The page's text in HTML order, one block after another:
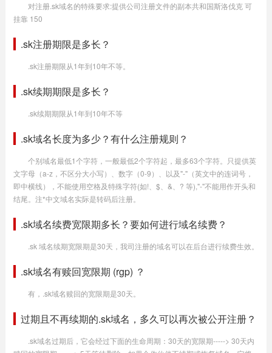
对注册.sk域名的特殊要求:提供公司注册文件的副本共和国斯洛伐克 可
挂靠 150
.sk注册期限是多长？
.sk注册期限从1年到10年不等。
.sk续期期限是多长？
.sk续期期限从1年到10年不等
.sk域名长度为多少？有什么注册规则？
个别域名最低1个字符，一般最低2个字符起，最多63个字符。只提供英
文字母（a-z，不区分大小写）、数字（0-9）、以及"-"（英文中的连词号，
即中横线），不能使用空格及特殊字符(如!、$、&、? 等),"-"不能用作开头和
结尾。注*中文域名实际是转码后注册。
.sk域名续费宽限期多长？要如何进行域名续费？
.sk 域名续期宽限期是30天，我司注册的域名可以在后台进行续费生效。
.sk域名有赎回宽限期 (rgp) ？
有，.sk域名赎回的宽限期是30天。
过期且不再续期的.sk域名，多久可以再次被公开注册？
.sk域名过期后，它会经过下面的生命周期：30天的宽限期-----> 30天内